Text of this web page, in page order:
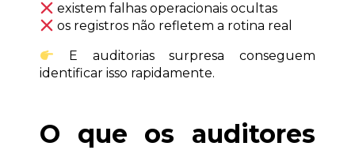
existem falhas operacionais ocultas
os registros não refletem a rotina real
E auditorias surpresa conseguem
identificar isso rapidamente.
O que os auditores